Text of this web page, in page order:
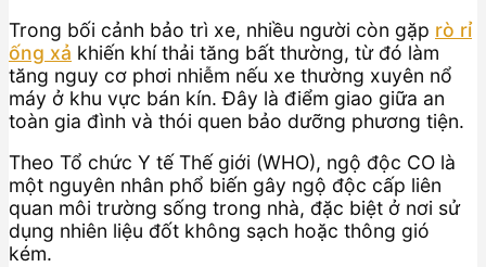
Trong bối cảnh bảo trì xe, nhiều người còn gặp rò rỉ
ống xả khiến khí thải tăng bất thường, từ đó làm
tăng nguy cơ phơi nhiễm nếu xe thường xuyên nổ
máy ở khu vực bán kín. Đây là điểm giao giữa an
toàn gia đình và thói quen bảo dưỡng phương tiện.
Theo Tổ chức Y tế Thế giới (WHO), ngộ độc CO là
một nguyên nhân phổ biến gây ngộ độc cấp liên
quan môi trường sống trong nhà, đặc biệt ở nơi sử
dụng nhiên liệu đốt không sạch hoặc thông gió
kém.